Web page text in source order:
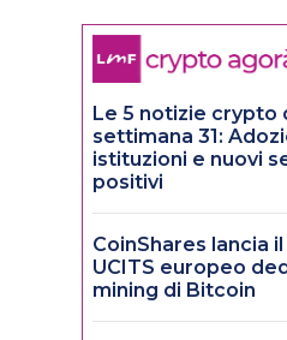
Le 5 notizie crypto
settimana 31:
istituzioni e nuovi
positivi
CoinShares lancia
UCITS europeo
mining di Bitcoin